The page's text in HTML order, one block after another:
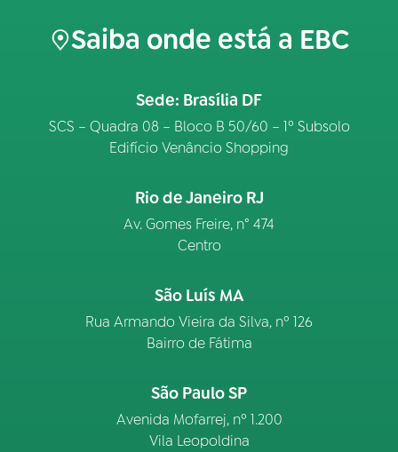
Saiba onde está a EBC
Sede: Brasília DF
SCS – Quadra 08 – Bloco B 50/60 – 1º Subsolo
Edifício Venâncio Shopping
Rio de Janeiro RJ
Av. Gomes Freire, n° 474
Centro
São Luís MA
Rua Armando Vieira da Silva, nº 126
Bairro de Fátima
São Paulo SP
Avenida Mofarrej, nº 1.200
Vila Leopoldina